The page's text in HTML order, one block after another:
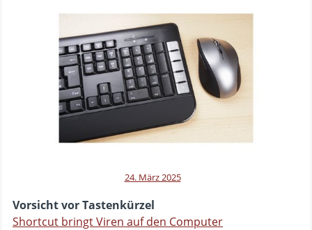
24. März 2025
Vorsicht vor Tastenkürzel
Shortcut bringt Viren auf den Computer